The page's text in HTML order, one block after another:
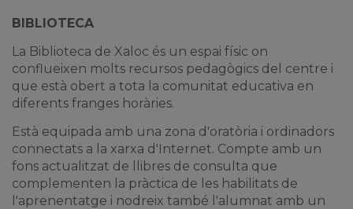
BIBLIOTECA
La Biblioteca de Xaloc és un espai físic on
conflueixen molts recursos pedagògics del centre i
que està obert a tota la comunitat educativa en
diferents franges horàries.
Està equipada amb una zona d'oratòria i ordinadors
connectats a la xarxa d'Internet. Compte amb un
fons actualitzat de llibres de consulta que
complementen la pràctica de les habilitats de
l'aprenentatge i nodreix també l'alumnat amb un